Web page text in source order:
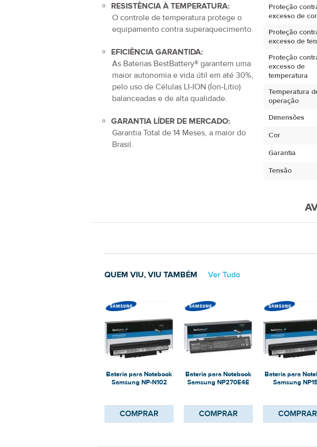
excesso de voltagem e corrente.
RESISTÊNCIA À TEMPERATURA:
equipamento contra superaquecimento.
EFICIÊNCIA GARANTIDA:
As Baterias BestBattery® garantem uma
maior autonomia e vida útil em até 30%,
balanceadas e de alta qualidade.
GARANTIA LÍDER DE MERCADO:
Proteção
excesso de
Proteção
excesso de
Proteção
excesso de
temperatura
Temperatura
operação
Dimensões
Cor
Garantia
Tensão
Ver Tudo
QUEM VIU, VIU TAMBÉM
Bateria para Notebook
Samsung NP-N102
COMPRAR
Bateria para Notebook
Samsung NP270E4E
COMPRAR
Bateria para
Samsung
COMPRAR